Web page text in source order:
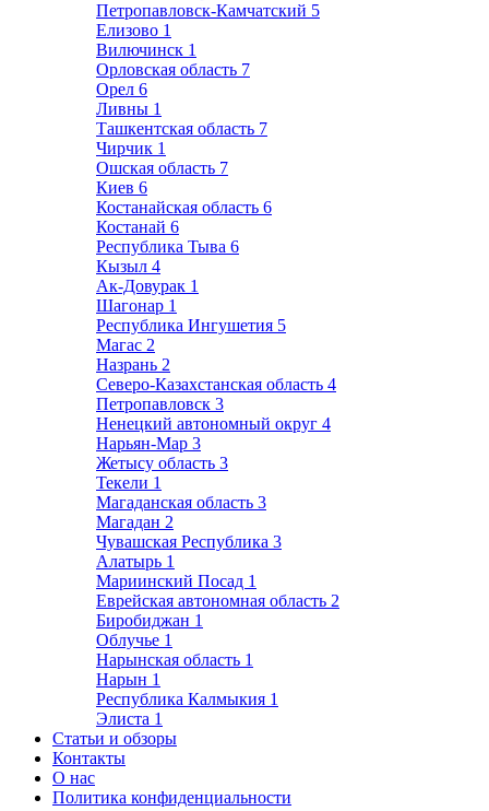
Петропавловск-Камчатский 5
Елизово 1
Вилючинск 1
Орловская область 7
Орел 6
Ливны 1
Ташкентская область 7
Чирчик 1
Ошская область 7
Киев 6
Костанайская область 6
Костанай 6
Республика Тыва 6
Кызыл 4
Ак-Довурак 1
Шагонар 1
Республика Ингушетия 5
Магас 2
Назрань 2
Северо-Казахстанская область 4
Петропавловск 3
Ненецкий автономный округ 4
Нарьян-Мар 3
Жетысу область 3
Текели 1
Магаданская область 3
Магадан 2
Чувашская Республика 3
Алатырь 1
Мариинский Посад 1
Еврейская автономная область 2
Биробиджан 1
Облучье 1
Нарынская область 1
Нарын 1
Республика Калмыкия 1
Элиста 1
Статьи и обзоры
Контакты
О нас
Политика конфиденциальности